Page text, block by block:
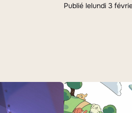
Publié lelundi 3